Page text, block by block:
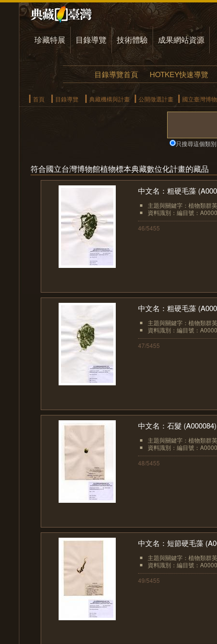
珍藏特展 目錄導覽 技術體驗 成果網站資源
目錄導覽首頁 HOTKEY快速導覽
首頁 目錄導覽 典藏機構與計畫 公開徵選計畫 國立臺灣博
只搜尋這個類別
符合國立台灣博物館植物標本典藏數位化計畫的藏品
中文名：粗硬毛藻
主題與關鍵字：植物類群
資料識別：編目號：
46/5455
中文名：粗硬毛藻
主題與關鍵字：植物類群
資料識別：編目號：
47/5455
中文名：石髮 (A000084)
主題與關鍵字：植物類群
資料識別：編目號：
48/5455
中文名：短節硬毛藻
主題與關鍵字：植物類群
資料識別：編目號：
49/5455